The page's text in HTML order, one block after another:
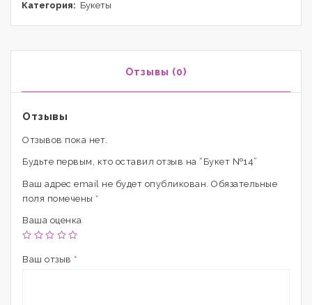
Категория: Букеты
Отзывы (0)
Отзывы
Отзывов пока нет.
Будьте первым, кто оставил отзыв на “Букет №14”
Ваш адрес email не будет опубликован. Обязательные
поля помечены *
Ваша оценка
Ваш отзыв *